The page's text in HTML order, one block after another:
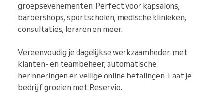
groepsevenementen. Perfect voor kapsalons,
barbershops, sportscholen, medische klinieken,
consultaties, leraren en meer.
Vereenvoudig je dagelijkse werkzaamheden met
klanten- en teambeheer, automatische
herinneringen en veilige online betalingen. Laat je
bedrijf groeien met Reservio.